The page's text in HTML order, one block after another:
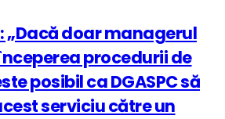
„Dacă doar managerul
procedurii de
posibil ca DGASPC să
serviciu către un